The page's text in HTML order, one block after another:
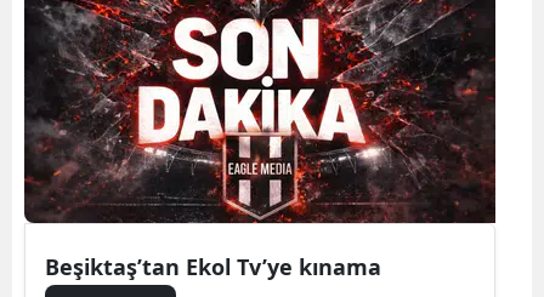
Beşiktaş’tan Ekol Tv’ye kınama